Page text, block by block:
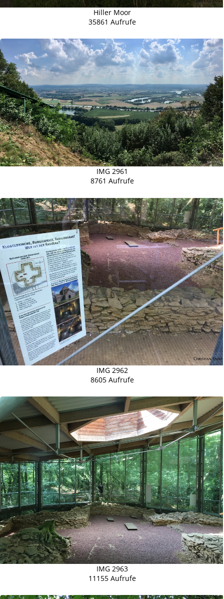
Hiller Moor
35861 Aufrufe
IMG 2961
8761 Aufrufe
IMG 2962
8605 Aufrufe
IMG 2963
11155 Aufrufe